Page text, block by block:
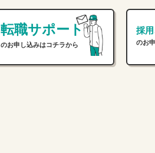
転職サポート
のお申し込みはコチラから
採
のお